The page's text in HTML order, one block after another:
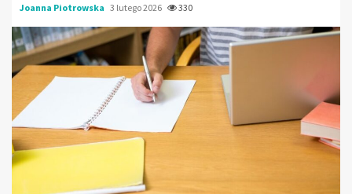
Joanna Piotrowska 3 lutego 2026 330